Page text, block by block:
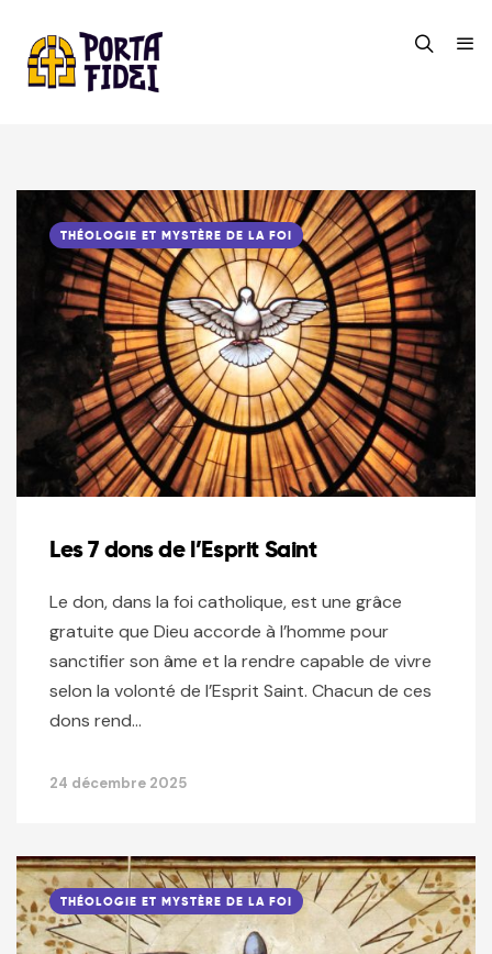
THÉOLOGIE ET MYSTÈRE DE LA FOI
Les 7 dons de l’Esprit Saint
Le don, dans la foi catholique, est une grâce
gratuite que Dieu accorde à l’homme pour
sanctifier son âme et la rendre capable de vivre
selon la volonté de l’Esprit Saint. Chacun de ces
dons rend…
24 décembre 2025
THÉOLOGIE ET MYSTÈRE DE LA FOI